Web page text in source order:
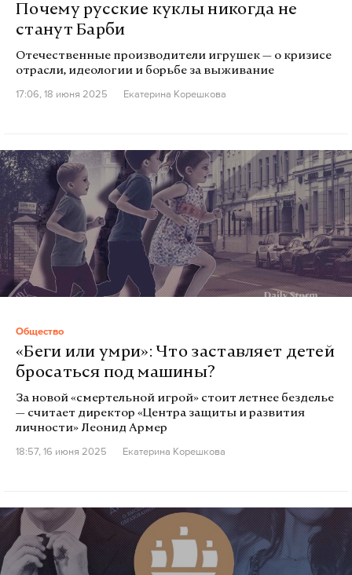
Почему русские куклы никогда не
станут Барби
Отечественные производители игрушек — о кризисе
отрасли, идеологии и борьбе за выживание
17:06, 18 июня 2025
Екатерина Корешкова
Общество
«Беги или умри»: Что заставляет детей
бросаться под машины?
За новой «смертельной игрой» стоит летнее безделье
— считает директор «Центра защиты и развития
личности» Леонид Армер
18:57, 16 июня 2025
Екатерина Корешкова